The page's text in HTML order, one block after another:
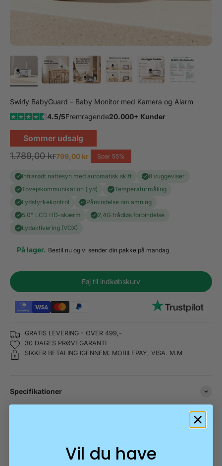
Swirly BabyGuard – Baby Monitor med Kamera og Alarm
4.5/5Fremragende20.000+ Kunder
Sommer udsalg
Normalpris
1.789,00 krSalgspris
799,00 kr Spar 55%
Infrarødt nattesyn med automatisk skift
8 vuggeviser
Tovejskommunikation (lyd)
Temperaturmåling
Lydstyrkekontrol
Påmindelse om amning
5,0" LCD HD-skærm
2,4G trådløs forbindelse
Lydaktivering (VOX)
På lager. Bestil nu og vi sender din pakke på mandag
Føj til indkøbskurv
GRATIS LEVERING - OVER 499,-
30 DAGES PRØVEGARANTI
SIKKER BETALING IGENNEM: MOBILEPAY, VISA. M.M
Specifikationer
Vil du have